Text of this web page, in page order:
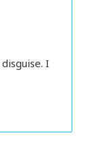
kelulusan
syarikat
simple as that
jadi.
I